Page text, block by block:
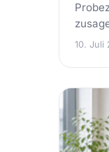
10. Juli